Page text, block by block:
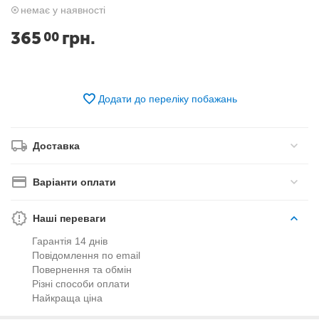
немає у наявності
365 00 грн.
Додати до переліку побажань
Доставка
Варіанти оплати
Наші переваги
Гарантія 14 днів
Повідомлення по email
Повернення та обмін
Різні способи оплати
Найкраща ціна